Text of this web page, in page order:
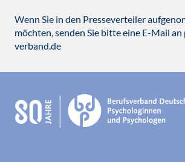
Wenn Sie in den Presseverteiler
möchten, senden Sie bitte eine E-Mail an
verband.de